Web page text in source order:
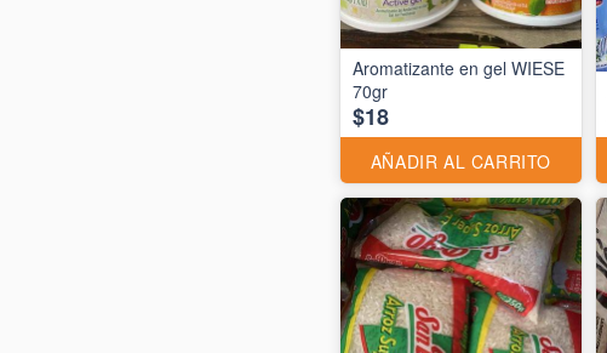
Aromatizante en gel WIESE
70gr
$18
AÑADIR AL CARRITO